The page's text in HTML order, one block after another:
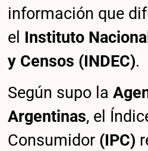
información que
el Instituto
y Censos (INDEC).
Según supo la
Argentinas, el
Consumidor (IPC)